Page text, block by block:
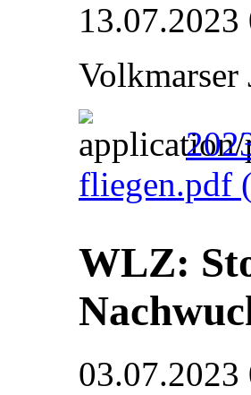
13.07.2023
Volkmarser
fliegen.pdf
WLZ:
03.07.2023